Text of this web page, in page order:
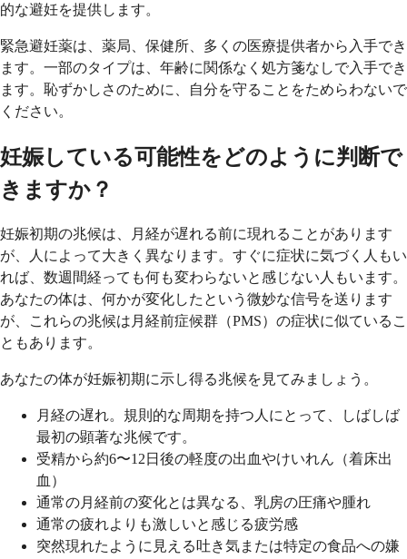
的な避妊を提供します。
緊急避妊薬は、薬局、保健所、多くの医療提供者から入手でき
ます。一部のタイプは、年齢に関係なく処方箋なしで入手でき
ます。恥ずかしさのために、自分を守ることをためらわないで
ください。
妊娠している可能性をどのように判断で
きますか？
妊娠初期の兆候は、月経が遅れる前に現れることがあります
が、人によって大きく異なります。すぐに症状に気づく人もい
れば、数週間経っても何も変わらないと感じない人もいます。
あなたの体は、何かが変化したという微妙な信号を送ります
が、これらの兆候は月経前症候群（PMS）の症状に似ているこ
ともあります。
あなたの体が妊娠初期に示し得る兆候を見てみましょう。
月経の遅れ。規則的な周期を持つ人にとって、しばしば
最初の顕著な兆候です。
受精から約6〜12日後の軽度の出血やけいれん（着床出
血）
通常の月経前の変化とは異なる、乳房の圧痛や腫れ
通常の疲れよりも激しいと感じる疲労感
突然現れたように見える吐き気または特定の食品への嫌